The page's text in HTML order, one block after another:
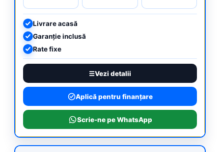
Livrare acasă
Garanție inclusă
Rate fixe
Vezi detalii
Aplică pentru finanțare
Scrie-ne pe WhatsApp